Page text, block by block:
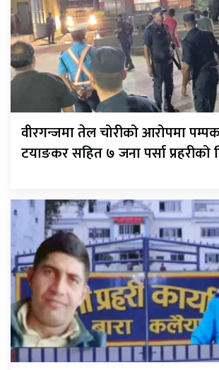
वीरगन्जमा तेल चोरीको आरोपमा
टयाङकर सहित ७ जना पर्सा प्रहरीको